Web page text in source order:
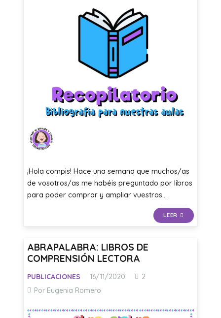
¡Hola compis! Hace una semana que muchos/as
de vosotros/as me habéis preguntado por libros
para poder comprar y ampliar vuestros…
LEER
ABRAPALABRA: LIBROS DE
COMPRENSIÓN LECTORA
PUBLICACIONES 16/11/2020 2
Por Eugenia Romero